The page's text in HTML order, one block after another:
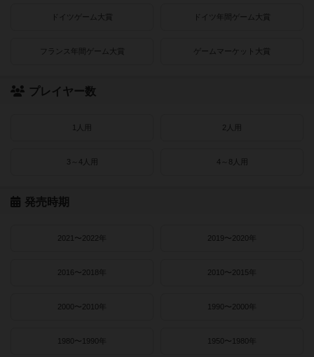
ドイツゲーム大賞 ドイツ年間ゲーム大賞
フランス年間ゲーム大賞 ゲームマーケット大賞
プレイヤー数
1人用 2人用
3～4人用 4～8人用
発売時期
2021〜2022年 2019〜2020年
2016〜2018年 2010〜2015年
2000〜2010年 1990〜2000年
1980〜1990年 1950〜1980年